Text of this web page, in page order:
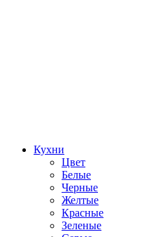
Кухни
Цвет
Белые
Черные
Желтые
Красные
Зеленые